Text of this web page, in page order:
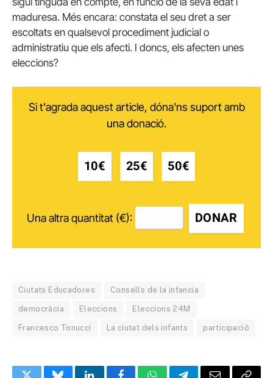
maduresa. Més encara: constata el seu dret a ser
escoltats en qualsevol procediment judicial o
administratiu que els afecti. I doncs, els afecten unes
eleccions?
Si t'agrada aquest article, dóna'ns suport amb
una donació.
10€ 25€ 50€
Una altra quantitat (€): DONAR
Ciutats Educadores Consells de la infancia
democràcia Eleccions Eleccions 24M
Francesco Tonucci La ciutat dels infants participació